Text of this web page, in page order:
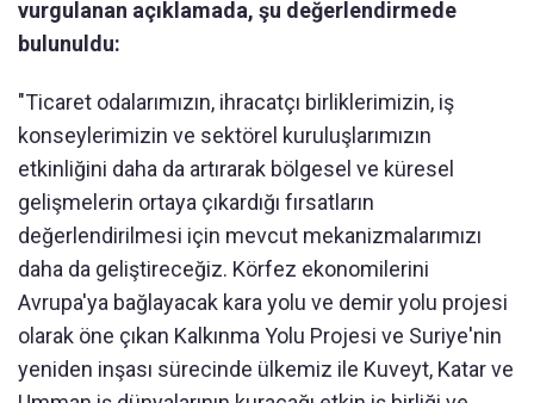
vurgulanan açıklamada, şu değerlendirmede
bulunuldu:
"Ticaret odalarımızın, ihracatçı birliklerimizin, iş
konseylerimizin ve sektörel kuruluşlarımızın
etkinliğini daha da artırarak bölgesel ve küresel
gelişmelerin ortaya çıkardığı fırsatların
değerlendirilmesi için mevcut mekanizmalarımızı
daha da geliştireceğiz. Körfez ekonomilerini
Avrupa'ya bağlayacak kara yolu ve demir yolu projesi
olarak öne çıkan Kalkınma Yolu Projesi ve Suriye'nin
yeniden inşası sürecinde ülkemiz ile Kuveyt, Katar ve